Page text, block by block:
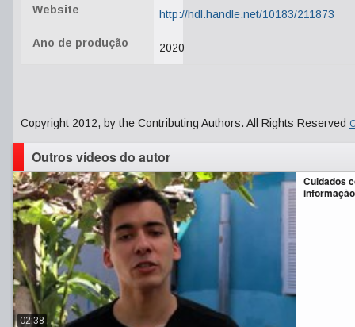
Website http://hdl.handle.net/10183/211873
Ano de produção 2020
Copyright 2012, by the Contributing Authors. All Rights Reserved
Outros vídeos do autor
Cuidados
informação
02:38